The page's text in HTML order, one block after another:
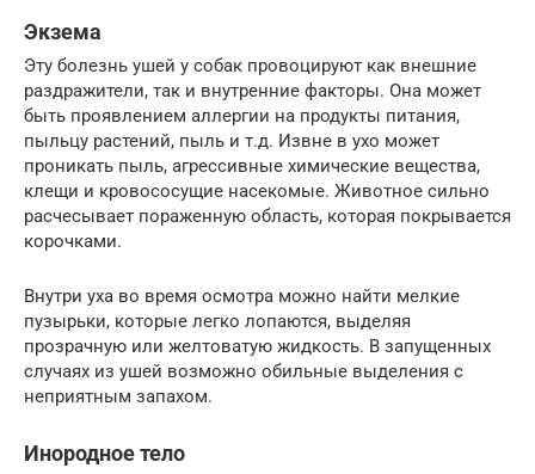
Экзема
Эту болезнь ушей у собак провоцируют как внешние
раздражители, так и внутренние факторы. Она может
быть проявлением аллергии на продукты питания,
пыльцу растений, пыль и т.д. Извне в ухо может
проникать пыль, агрессивные химические вещества,
клещи и кровососущие насекомые. Животное сильно
расчесывает пораженную область, которая покрывается
корочками.
Внутри уха во время осмотра можно найти мелкие
пузырьки, которые легко лопаются, выделяя
прозрачную или желтоватую жидкость. В запущенных
случаях из ушей возможно обильные выделения с
неприятным запахом.
Инородное тело